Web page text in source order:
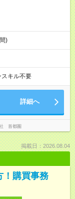
)
スキル不要
詳細へ
社 首都圏
掲載日：2026.08.04
！購買事務